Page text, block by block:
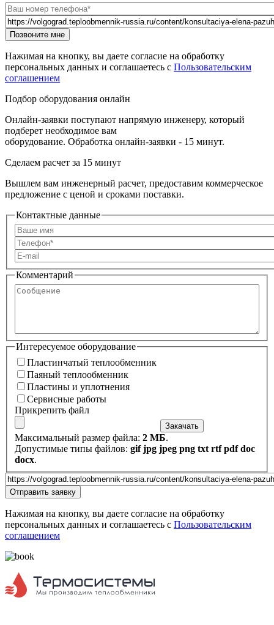
Телефон*
Url страницы
Website
URL
Позвоните мне
Нажимая на кнопку, вы даете согласие на обработку
персональных данных и соглашаетесь с Пользовательским
соглашением
Подбор оборудования онлайн
Онлайн-заявки поступают напрямую инженеру, который
подберет необходимое вам
оборудование. Обработка онлайн-заявки - 15 минут.
Сделаем расчет за 15 минут
Вышлем вам инженерный расчет, предоставим коммерческое
предложение с ценой и сроками поставки.
Контактные данные
Комментарий
Сообщение
Интересуемое оборудование
Пластинчатый теплообменник
Пластинчатый теплообменник
Паяный теплообменник
Паяный теплообменник
Пластины и уплотнения
Пластины и уплотнения
Сервисные работы
Сервисные работы
Прикрепить файл
Закачать
Максимальный размер файла: 2 МБ.
Допустимые типы файлов: gif jpg jpeg png txt rtf pdf doc
docx.
Url страницы
Website
URL
Отправить заявку
Нажимая на кнопку, вы даете согласие на обработку
персональных данных и соглашаетесь с Пользовательским
соглашением